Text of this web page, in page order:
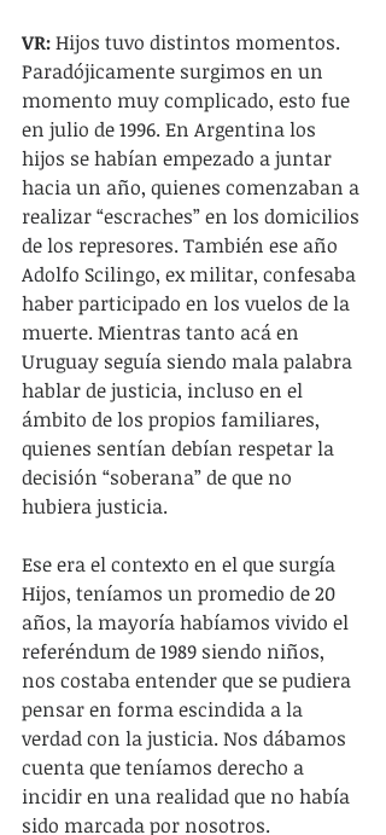
VR: Hijos tuvo distintos momentos.
Paradójicamente surgimos en un
momento muy complicado, esto fue
en julio de 1996. En Argentina los
hijos se habían empezado a juntar
hacia un año, quienes comenzaban a
realizar “escraches” en los domicilios
de los represores. También ese año
Adolfo Scilingo, ex militar, confesaba
haber participado en los vuelos de la
muerte. Mientras tanto acá en
Uruguay seguía siendo mala palabra
hablar de justicia, incluso en el
ámbito de los propios familiares,
quienes sentían debían respetar la
decisión “soberana” de que no
hubiera justicia.
Ese era el contexto en el que surgía
Hijos, teníamos un promedio de 20
años, la mayoría habíamos vivido el
referéndum de 1989 siendo niños,
nos costaba entender que se pudiera
pensar en forma escindida a la
verdad con la justicia. Nos dábamos
cuenta que teníamos derecho a
incidir en una realidad que no había
sido marcada por nosotros.